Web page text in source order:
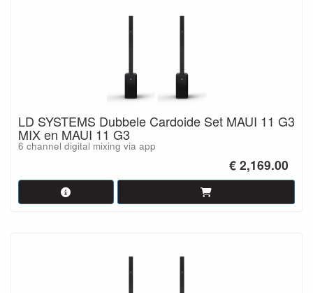
LD SYSTEMS Dubbele Cardoide Set MAUI 11 G3
MIX en MAUI 11 G3
6 channel digital mixing via app
€ 2,169.00